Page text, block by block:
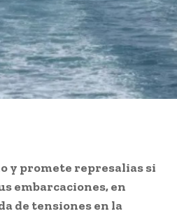
y promete represalias si
embarcaciones, en
de tensiones en la